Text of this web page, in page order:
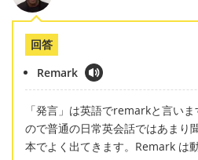
回答
Remark
「発言」は英語でremarkと言い
ので普通の日常英会話ではあまり
本でよく出てきます。Remark は